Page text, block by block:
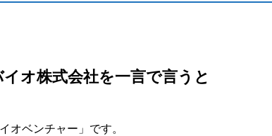
オ株式会社を一言で言うと
オベンチャー」です。